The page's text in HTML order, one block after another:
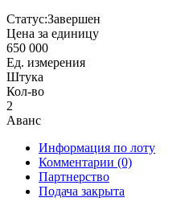
Статус:Завершен
Цена за единицу
650 000
Ед. измерения
Штука
Кол-во
2
Аванс
Информация по лоту
Комментарии (0)
Партнерство
Подача закрыта